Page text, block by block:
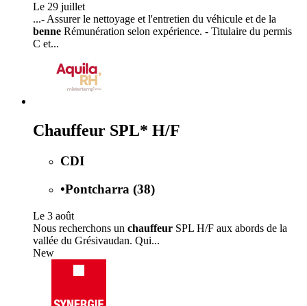
Le 29 juillet
...- Assurer le nettoyage et l'entretien du véhicule et de la
benne Rémunération selon expérience. - Titulaire du permis
C et...
Chauffeur SPL* H/F
CDI
•Pontcharra (38)
Le 3 août
Nous recherchons un chauffeur SPL H/F aux abords de la
vallée du Grésivaudan. Qui...
New